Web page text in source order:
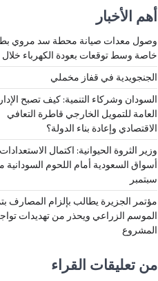
أهم الأخبار
وصول معدات صيانة محطة سد مروي
خاصة وسط توقعات بعودة الكهرباء خلال
الجنجويدية في قفاز مخملي
السودان وشركاء التنمية: كيف تصبح
العامة للتمويل الخارجي قاطرة التعافي
الاقتصادي وإعادة بناء الدولة؟
وزير الثروة الحيوانية: اكتمال
أسواق السعودية أمام اللحوم السودانية
سبتمبر
مؤتمر الجزيرة يطالب بإلزام المصارف
الموسم الزراعي ويحذر من تهديدات
المشروع
من تعليقات القراء